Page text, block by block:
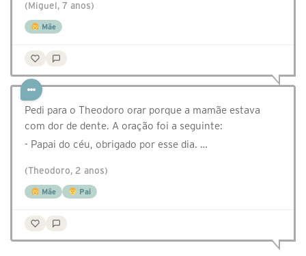
(Miguel, 7 anos)
Mãe
Pedi para o Theodoro orar porque a mamãe estava
com dor de dente. A oração foi a seguinte:
- Papai do céu, obrigado por esse dia. …
(Theodoro, 2 anos)
Mãe Pai